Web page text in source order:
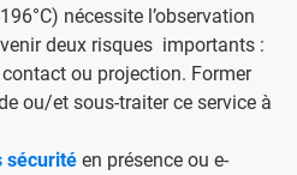
nécessite l’observation
deux risques importants :
ou projection. Former
ou/et sous-traiter ce service à
sécurité en présence ou e-